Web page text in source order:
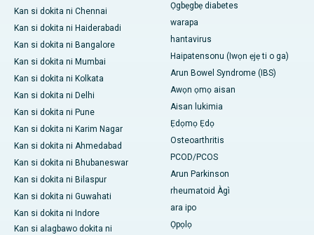
Kan si dokita ni Chennai
Kan si dokita ni Haiderabadi
Kan si dokita ni Bangalore
Kan si dokita ni Mumbai
Kan si dokita ni Kolkata
Kan si dokita ni Delhi
Kan si dokita ni Pune
Kan si dokita ni Karim Nagar
Kan si dokita ni Ahmedabad
Kan si dokita ni Bhubaneswar
Kan si dokita ni Bilaspur
Kan si dokita ni Guwahati
Kan si dokita ni Indore
Kan si alagbawo dokita ni
Ọgbẹgbẹ diabetes
warapa
hantavirus
Haipatensonu (Iwọn ẹjẹ ti o ga)
Arun Bowel Syndrome (IBS)
Awọn ọmọ aisan
Aisan lukimia
Ẹdọmọ Ẹdọ
Osteoarthritis
PCOD/PCOS
Arun Parkinson
rheumatoid Àgì
ara ipo
Ọpọlọ